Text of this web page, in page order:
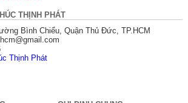
THỊNH PHÁT
Bình Chiểu, Quận Thủ Đức, TP.HCM
Thịnh Phát